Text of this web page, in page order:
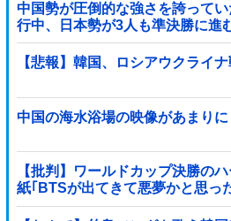
中国勢が圧倒的な強さを誇って
行中、日本勢が3人も準決勝に
【悲報】韓国、ロシアウクライ
中国の海水浴場の映像があまりに
【批判】ワールドカップ決勝の
紙｢BTSが出てきて悪夢かと思っ